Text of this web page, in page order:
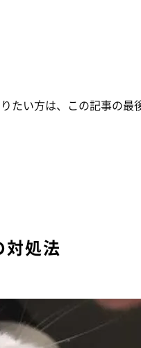
たい方は、この記事の最
処法